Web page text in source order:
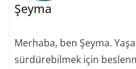
Şeyma
Merhaba, ben Şeyma.
sürdürebilmek için